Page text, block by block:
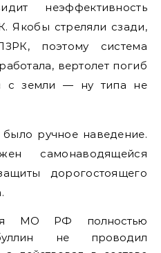
неэффективность
Якобы стреляли сзади,
поэтому система
вертолет погиб
с земли — ну типа не
ручное наведение.
самонаводящейся
дорогостоящего
МО РФ полностью
не проводил